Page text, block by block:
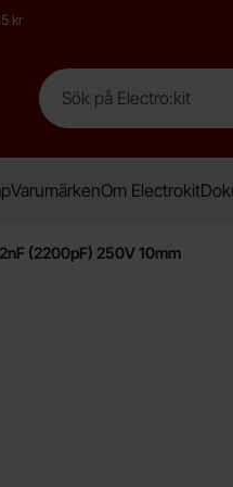
kr
Sök
Sök på Electro:kit
VarumärkenOm Electrokit
(2200pF) 250V 10mm